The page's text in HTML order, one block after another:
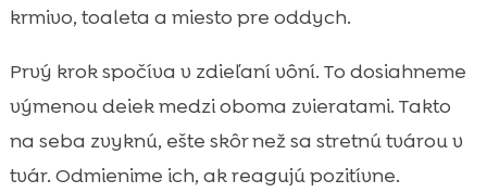
krmivo, toaleta a miesto pre oddych.
Prvý krok spočíva v zdieľaní vôní. To dosiahneme
výmenou deiek medzi oboma zvieratami. Takto
na seba zvyknú, ešte skôr než sa stretnú tvárou v
tvár. Odmienime ich, ak reagujú pozitívne.